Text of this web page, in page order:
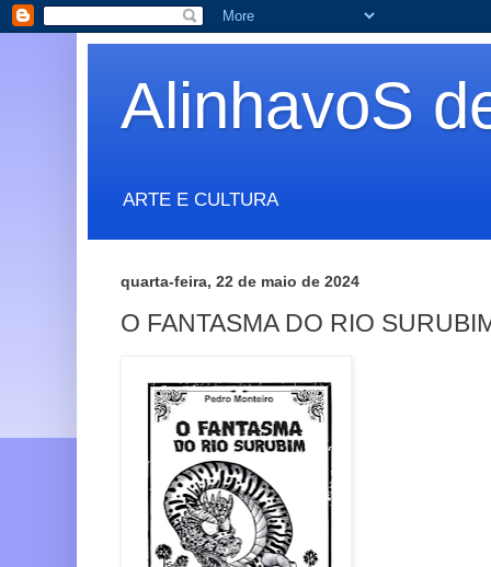
AlinhavoS
ARTE E CULTURA
quarta-feira, 22 de maio de 2024
O FANTASMA DO RIO